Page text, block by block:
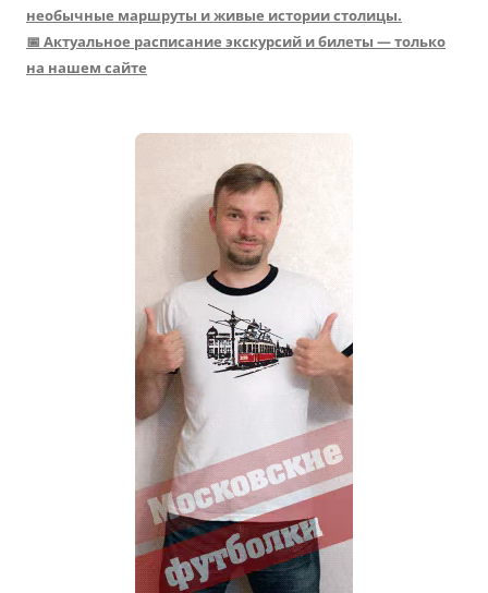
необычные маршруты и живые истории столицы.
📅 Актуальное расписание экскурсий и билеты — только
на нашем сайте